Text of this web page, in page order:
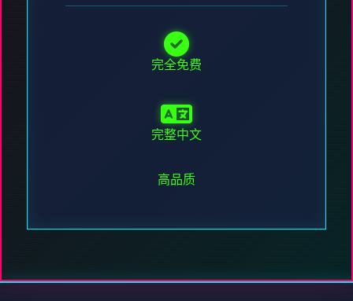
完全免费
完整中文
高品质